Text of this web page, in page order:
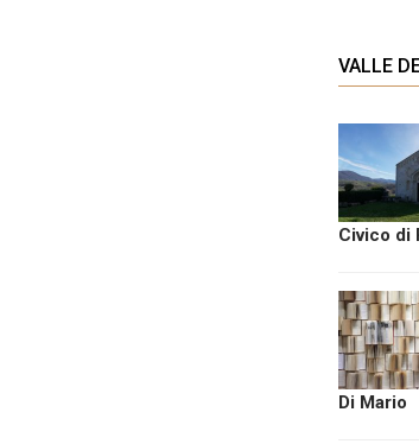
VALLE
Civico di
Di Mario